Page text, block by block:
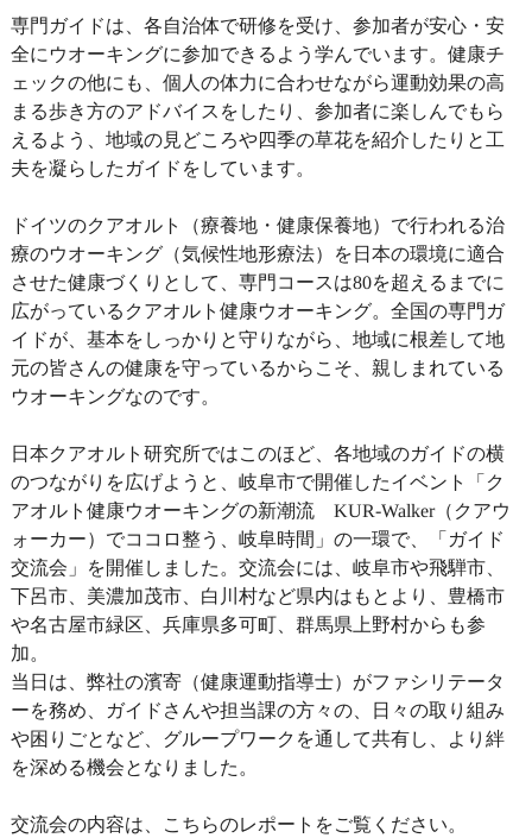
専門ガイドは、各自治体で研修を受け、参加者が安心・安
全にウオーキングに参加できるよう学んでいます。健康チ
ェックの他にも、個人の体力に合わせながら運動効果の高
まる歩き方のアドバイスをしたり、参加者に楽しんでもら
えるよう、地域の見どころや四季の草花を紹介したりと工
夫を凝らしたガイドをしています。
ドイツのクアオルト（療養地・健康保養地）で行われる治
療のウオーキング（気候性地形療法）を日本の環境に適合
させた健康づくりとして、専門コースは80を超えるまでに
広がっているクアオルト健康ウオーキング。全国の専門ガ
イドが、基本をしっかりと守りながら、地域に根差して地
元の皆さんの健康を守っているからこそ、親しまれている
ウオーキングなのです。
日本クアオルト研究所ではこのほど、各地域のガイドの横
のつながりを広げようと、岐阜市で開催したイベント「ク
アオルト健康ウオーキングの新潮流 KUR-Walker（クアウ
ォーカー）でココロ整う、岐阜時間」の一環で、「ガイド
交流会」を開催しました。交流会には、岐阜市や飛騨市、
下呂市、美濃加茂市、白川村など県内はもとより、豊橋市
や名古屋市緑区、兵庫県多可町、群馬県上野村からも参
加。
当日は、弊社の濱寄（健康運動指導士）がファシリテータ
ーを務め、ガイドさんや担当課の方々の、日々の取り組み
や困りごとなど、グループワークを通して共有し、より絆
を深める機会となりました。
交流会の内容は、こちらのレポートをご覧ください。ㅤㅤ